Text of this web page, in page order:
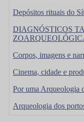
Depósitos rituais do
DIAGNÓSTICOS
Corpos, imagens e
Cinema, cidade e
Por uma Arqueologia
Arqueologia dos